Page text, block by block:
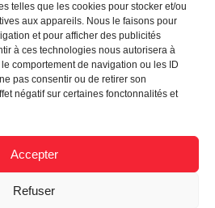
telles que les cookies pour stocker et/ou
aux appareils. Nous le faisons pour
et pour afficher des publicités
à ces technologies nous autorisera à
comportement de navigation ou les ID
pas consentir ou de retirer son
négatif sur certaines fonctonnalités et
Accepter
Refuser
nouvelles
Versom VR